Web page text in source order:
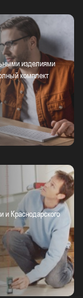
изделиями
комплект
и Краснодарского